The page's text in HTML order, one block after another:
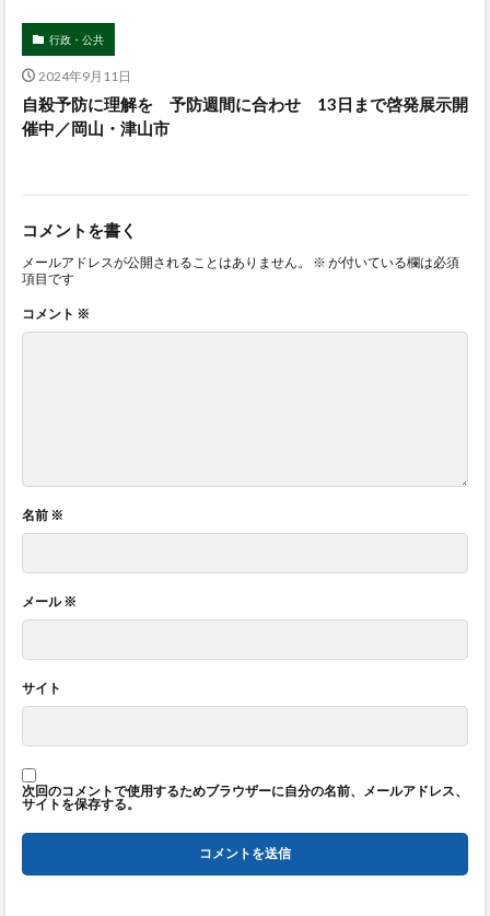
行政・公共
2024年9月11日
自殺予防に理解を 予防週間に合わせ 13日まで啓発展示開
催中／岡山・津山市
コメントを書く
メールアドレスが公開されることはありません。 ※ が付いている欄は必須
項目です
コメント ※
名前 ※
メール※
サイト
次回のコメントで使用するためブラウザーに自分の名前、メールアドレス、
サイトを保存する。